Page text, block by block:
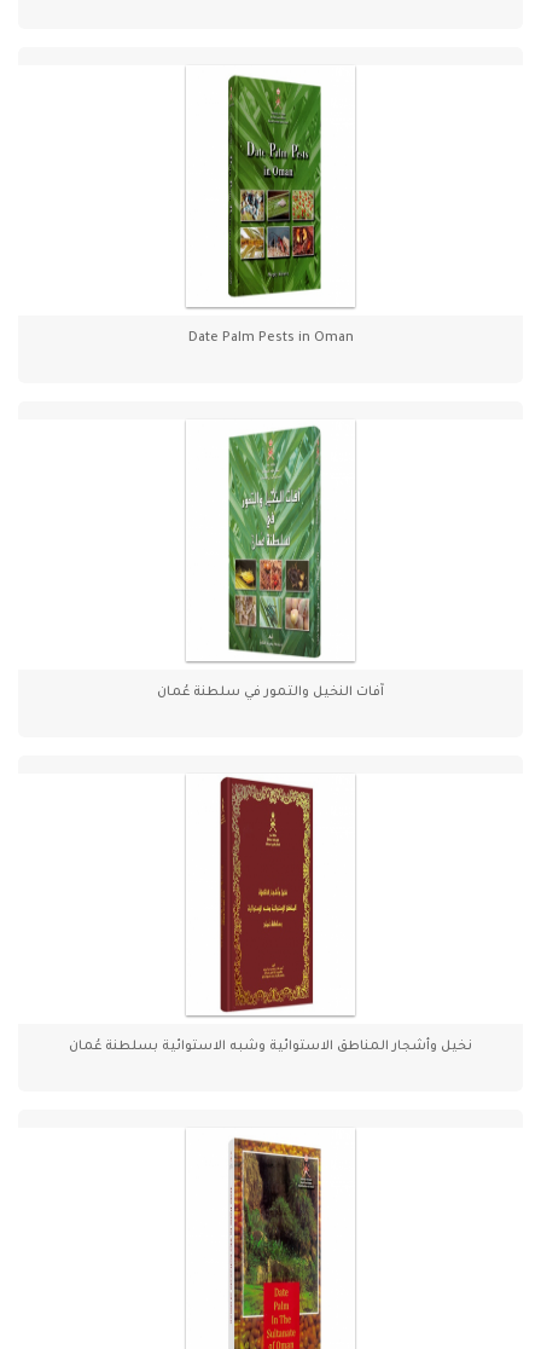
Date Palm Pests in Oman
آفات النخيل والتمور في سلطنة عُمان
نخيل وأشجار المناطق الاستوائية وشبه الاستوائية بسلطنة عُمان